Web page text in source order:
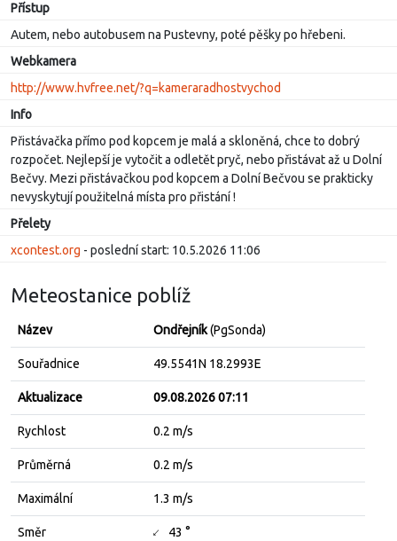
Přístup
Autem, nebo autobusem na Pustevny, poté pěšky po hřebeni.
Webkamera
http://www.hvfree.net/?q=kameraradhostvychod
Info
Přistávačka přímo pod kopcem je malá a skloněná, chce to dobrý
rozpočet. Nejlepší je vytočit a odletět pryč, nebo přistávat až u Dolní
Bečvy. Mezi přistávačkou pod kopcem a Dolní Bečvou se prakticky
nevyskytují použitelná místa pro přistání !
Přelety
xcontest.org - poslední start: 10.5.2026 11:06
Meteostanice poblíž
Název Ondřejník(PgSonda)
Souřadnice 49.5541N 18.2993E
Aktualizace 09.08.2026 07:11
Rychlost 0.2 m/s
Průměrná 0.2 m/s
Maximální 1.3 m/s
Směr ↓ 43 °